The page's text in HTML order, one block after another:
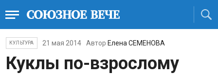
КУЛЬТУРА 21 мая 2014 Автор Елена СЕМЕНОВА
Куклы по-взрослому